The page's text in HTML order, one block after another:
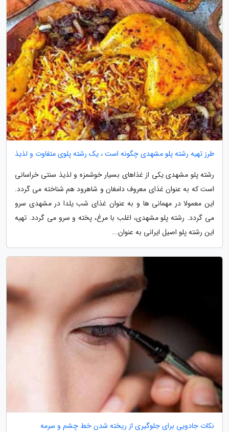
طرز تهیه رشته پلو مشهدی چگونه است ، یک رشته پلوی متفاوت و لذیذ
رشته پلو مشهدی یکی از غذاهای بسیار خوشمزه و لذیذ سنتی خراسانی
است که به عنوان غذای معروف دامغان و شاهرود هم شناخته می گردد.
این معمولا در مهمانی ها و به عنوان غذای شب یلدا در مشهدی سرو
می گردد. رشته پلو مشهدی، اغلب با مرغ، پخته و سرو می گردد. تهیه
این رشته پلو اصیل ایرانی به عنوان...
نکات جادویی برای جلوگیری از ریخته شدن خط چشم و سرمه